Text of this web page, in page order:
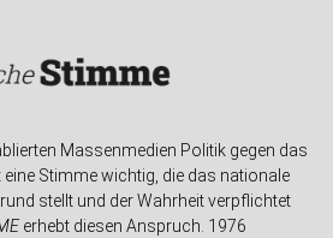
Massenmedien Politik gegen das
eine Stimme wichtig, die das nationale
stellt und der Wahrheit verpflichtet
erhebt diesen Anspruch. 1976